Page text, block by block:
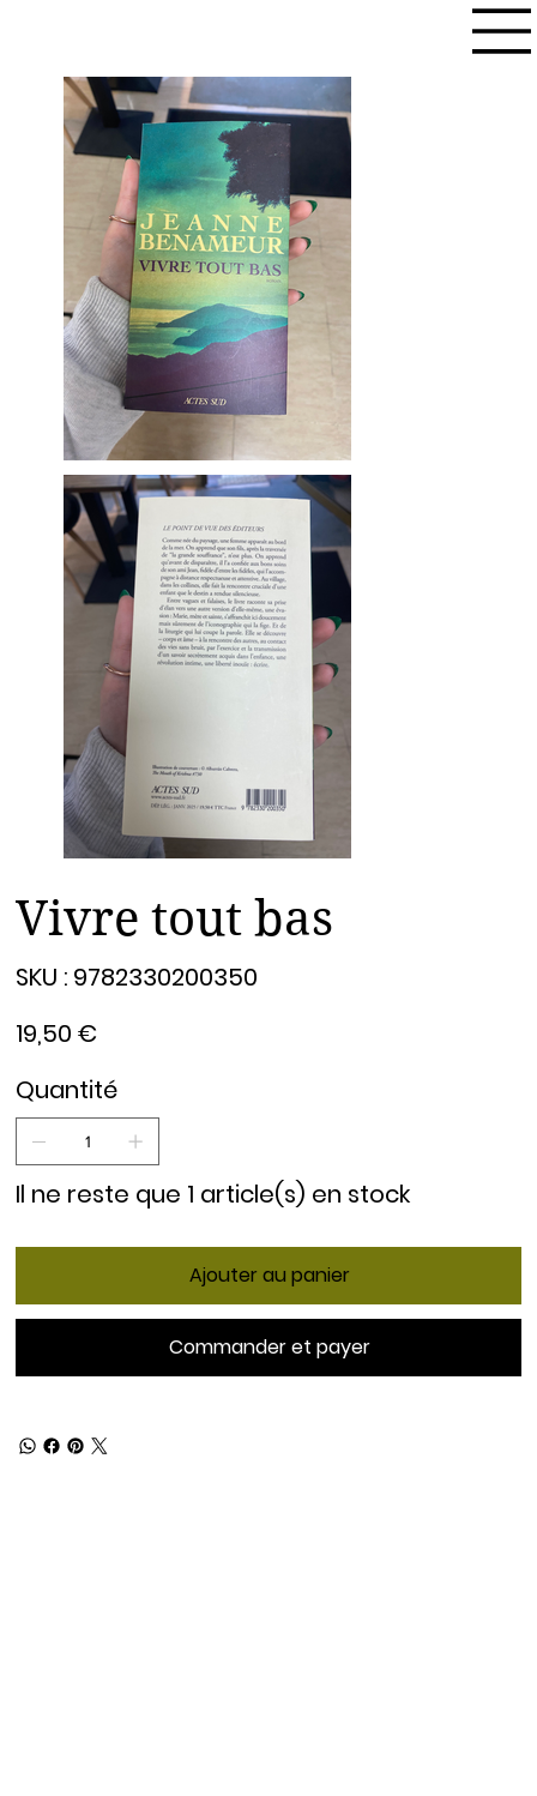
Vivre tout bas
SKU : 9782330200350
9782330200350
19,50 €
Quantité
Il ne reste que 1 article(s) en stock
Ajouter au panier
Commander et payer